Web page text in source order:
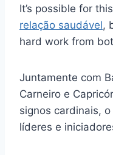
It’s possible for
relação saudável,
hard work from
Juntamente com
Carneiro e
signos cardinais,
líderes e